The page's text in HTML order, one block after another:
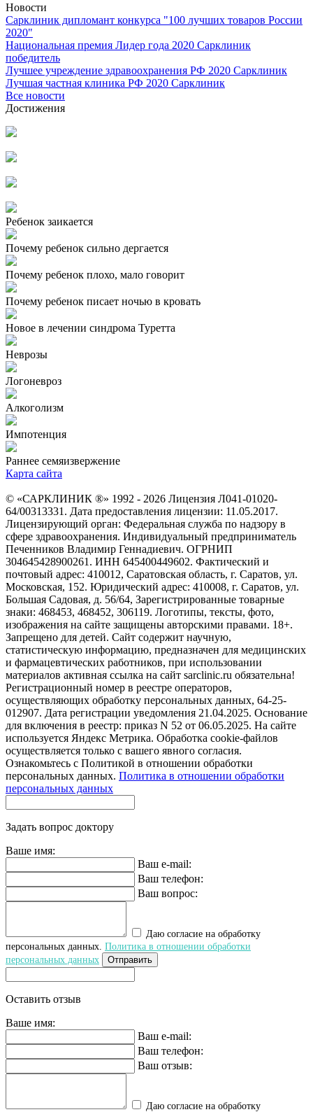
Новости
Сарклиник дипломант конкурса "100 лучших товаров России
2020"
Национальная премия Лидер года 2020 Сарклиник
победитель
Лучшее учреждение здравоохранения РФ 2020 Сарклиник
Лучшая частная клиника РФ 2020 Сарклиник
Все новости
Достижения
Ребенок заикается
Почему ребенок сильно дергается
Почему ребенок плохо, мало говорит
Почему ребенок писает ночью в кровать
Новое в лечении синдрома Туретта
Неврозы
Логоневроз
Алкоголизм
Импотенция
Раннее семяизвержение
Карта сайта
© «САРКЛИНИК ®» 1992 - 2026 Лицензия Л041-01020-
64/00313331. Дата предоставления лицензии: 11.05.2017.
Лицензирующий орган: Федеральная служба по надзору в
сфере здравоохранения. Индивидуальный предприниматель
Печенников Владимир Геннадиевич. ОГРНИП
304645428900261. ИНН 645400449602. Фактический и
почтовый адрес: 410012, Саратовская область, г. Саратов, ул.
Московская, 152. Юридический адрес: 410008, г. Саратов, ул.
Большая Садовая, д. 56/64, Зарегистрированные товарные
знаки: 468453, 468452, 306119. Логотипы, тексты, фото,
изображения на сайте защищены авторскими правами. 18+.
Запрещено для детей. Сайт содержит научную,
статистическую информацию, предназначен для медицинских
и фармацевтических работников, при использовании
материалов активная ссылка на сайт sarclinic.ru обязательна!
Регистрационный номер в реестре операторов,
осуществляющих обработку персональных данных, 64-25-
012907. Дата регистрации уведомления 21.04.2025. Основание
для включения в реестр: приказ N 52 от 06.05.2025. На сайте
используется Яндекс Метрика. Обработка cookie-файлов
осуществляется только с вашего явного согласия.
Ознакомьтесь с Политикой в отношении обработки
персональных данных. Политика в отношении обработки
персональных данных
Задать вопрос доктору
Ваше имя:
Ваш e-mail:
Ваш телефон:
Ваш вопрос:
Даю согласие на обработку
персональных данных. Политика в отношении обработки
персональных данных
Отправить
Оставить отзыв
Ваше имя:
Ваш e-mail:
Ваш телефон:
Ваш отзыв:
Даю согласие на обработку